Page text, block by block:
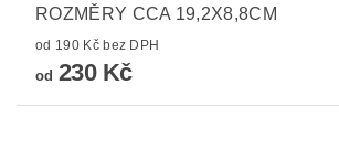
ROZMĚRY CCA 19,2X8,8CM
od 190 Kč bez DPH
od 230 Kč